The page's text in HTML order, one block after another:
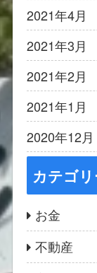
2021年4月
2021年3月
2021年2月
2021年1月
2020年12月
カテゴ
お金
不動産